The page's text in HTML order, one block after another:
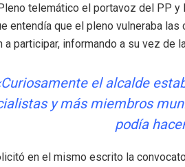
telemático el portavoz del PP
entendía que el pleno vulneraba
a participar, informando a su vez de
el alcalde
y más miembros
podía
en el mismo escrito la